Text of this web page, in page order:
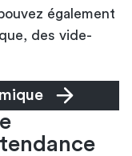
également
des vide-